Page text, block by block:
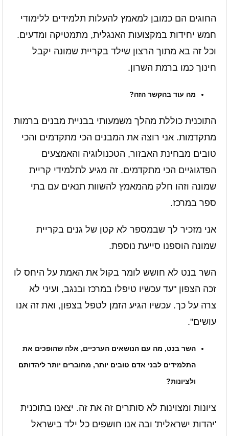
החוגים הם כמובן למאמץ להעלות תלמידים ללימודי
חמש יחידות במקצועות האנגלית, מתמטיקה ומדעים.
וכל זה בא מתוך הרצון שילד בקריית שמונה יקבל
חינוך כמו ברמת השרון.
מה עוד בהקשר הזה?
התוכנית כוללת מהלך משמעותי בבניית מבנים ברמות
מתקדמות. אני רוצה את המבנים הכי מתקדמים והכי
טובים מבחינת האבזור, הטכנולוגיה והאמצעים
הפדגוגיים הכי מתקדמים. זה מגיע לתלמידי קריית
שמונה וזהו חלק מהמאמץ להשוות תנאים עם בתי
ספר במרכז.
אני מזכיר לך שבמספר לא קטן של גנים בקריית
שמונה הוספנו סייעת נוספת.
השר בנט לא חושש לומר בקול את האמת על היחס לו
זכה הצפון "עד עכשיו טיפלו במרכז ובנגב, ועיני לא
צרה על כך. עכשיו הגיע הזמן לטפל בצפון, ואת זה אנו
עושים".
השר בנט, מה עם הנושאים הערכיים, אלה שהופכים את
התלמידים לבני אדם טובים יותר, מחוברים יותר ליהדותם
ולציונות?
ציונות ומצוינות לא סותרים זה את זה. יצאנו בתוכנית
'יהדות ישראלית' ובה אנו חושפים כל ילד בישראל